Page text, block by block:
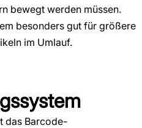
bewegt werden müssen.
besonders gut für größere
im Umlauf.
das Barcode-